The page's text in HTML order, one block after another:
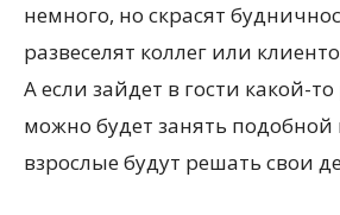
немного, но скрасят
развеселят коллег или
А если зайдет в гости какой-то
можно будет занять
взрослые будут решать свои